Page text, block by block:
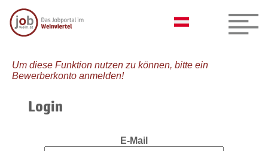
Um diese Funktion nutzen zu können, bitte ein
Bewerberkonto anmelden!
Login
E-Mail